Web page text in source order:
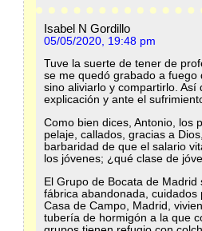
Isabel N Gordillo
05/05/2020, 19:48 pm
Tuve la suerte de tener de
se me quedó grabado a fuego
sino aliviarlo y compartirlo.
explicación y ante el
Como bien dices, Antonio, los
pelaje, callados, gracias a
barbaridad de que el salario
los jóvenes; ¿qué clase de
El Grupo de Bocata de
fábrica abandonada,
Casa de Campo, Madrid,
tubería de hormigón a la que